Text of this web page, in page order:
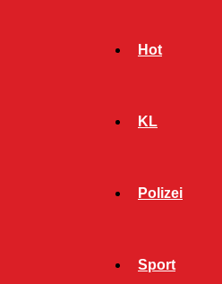
Hot
KL
Polizei
Sport